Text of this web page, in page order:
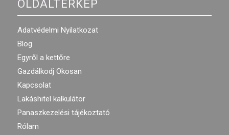
OLDALTÉRKÉP
Adatvédelmi Nyilatkozat
Blog
Egyről a kettőre
Gazdálkodj Okosan
Kapcsolat
Lakáshitel kalkulátor
Panaszkezelési tájékoztató
Rólam